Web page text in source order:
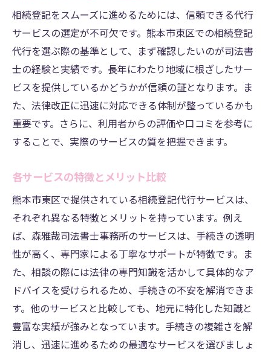
相続登記をスムーズに進めるためには、信頼できる代行
サービスの選定が不可欠です。熊本市東区での相続登記
代行を選ぶ際の基準として、まず確認したいのが司法書
士の経験と実績です。長年にわたり地域に根ざしたサー
ビスを提供しているかどうかが信頼の証となります。ま
た、法律改正に迅速に対応できる体制が整っているかも
重要です。さらに、利用者からの評価や口コミを参考に
することで、実際のサービスの質を把握できます。
各サービスの特徴とメリット比較
熊本市東区で提供されている相続登記代行サービスは、
それぞれ異なる特徴とメリットを持っています。例え
ば、森雅哉司法書士事務所のサービスは、手続きの透明
性が高く、専門家による丁寧なサポートが特徴です。ま
た、相談の際には法律の専門知識を活かして具体的なア
ドバイスを受けられるため、手続きの不安を解消できま
す。他のサービスと比較しても、地元に特化した知識と
豊富な実績が強みとなっています。手続きの複雑さを解
消し、迅速に進めるための最適なサービスを選びましょ